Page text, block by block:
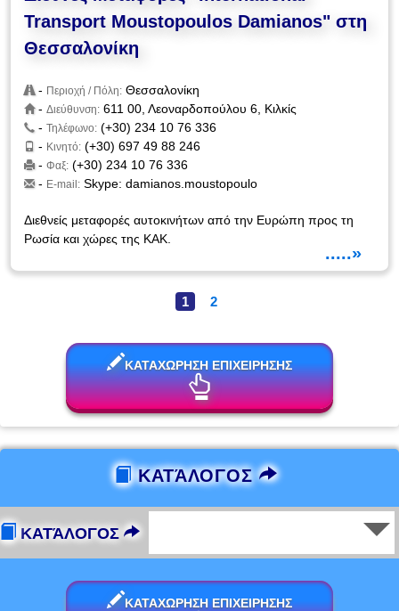
Transport Moustopoulos Damianos" στη
Θεσσαλονίκη
- Περιοχή / Πόλη: Θεσσαλονίκη
-Διεύθυνση: 611 00, Λεοναρδοπούλου 6, Κιλκίς
-Τηλέφωνο: (+30) 234 10 76 336
- Κινητό: (+30) 697 49 88 246
-Φαξ: (+30) 234 10 76 336
- E-mail: Skype: damianos.moustopoulo
Διεθνείς μεταφορές αυτοκινήτων από την Ευρώπη προς τη
Ρωσία και χώρες της ΚΑΚ.
.....»
1 2
ΚΑΤΑΧΩΡΗΣΗ ΕΠΙΧΕΙΡΗΣΗΣ
ΚΑΤΆΛΟΓΟΣ
ΚΑΤΆΛΟΓΟΣ
ΚΑΤΑΧΩΡΗΣΗ ΕΠΙΧΕΙΡΗΣΗΣ